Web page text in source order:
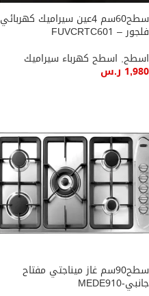
سطح60سم 4عين سيراميك كهربائي
فلجور – FUVCRTC601
اسطح, اسطح كهرباء سيراميك
1,980 ر.س
سطح90سم غاز ميناجتي مفتاح
جانبي-MEDE910